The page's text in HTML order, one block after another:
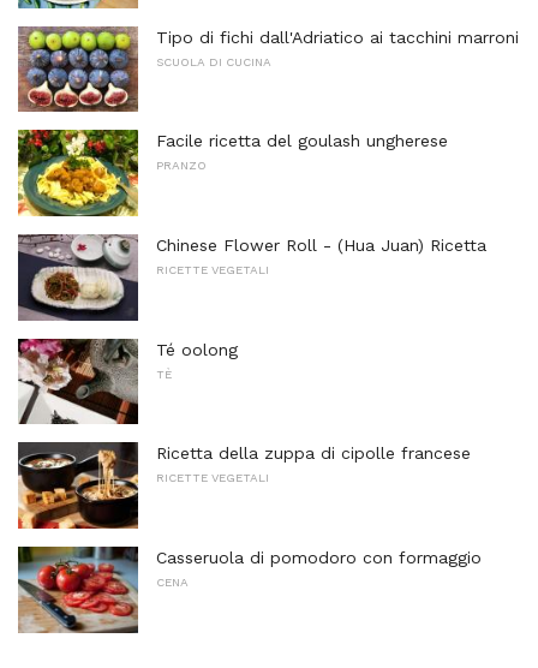
Tipo di fichi dall'Adriatico ai tacchini marroni
SCUOLA DI CUCINA
Facile ricetta del goulash ungherese
PRANZO
Chinese Flower Roll - (Hua Juan) Ricetta
RICETTE VEGETALI
Té oolong
TÈ
Ricetta della zuppa di cipolle francese
RICETTE VEGETALI
Casseruola di pomodoro con formaggio
CENA